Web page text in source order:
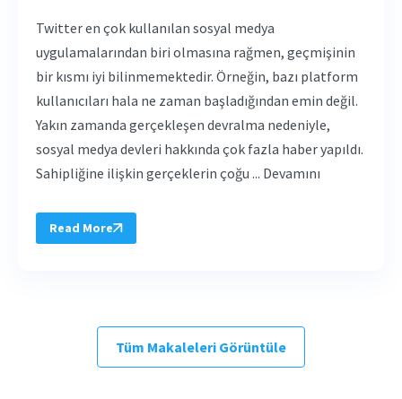
Twitter en çok kullanılan sosyal medya
uygulamalarından biri olmasına rağmen, geçmişinin
bir kısmı iyi bilinmemektedir. Örneğin, bazı platform
kullanıcıları hala ne zaman başladığından emin değil.
Yakın zamanda gerçekleşen devralma nedeniyle,
sosyal medya devleri hakkında çok fazla haber yapıldı.
Sahipliğine ilişkin gerçeklerin çoğu ... Devamını
Read More
Tüm Makaleleri Görüntüle